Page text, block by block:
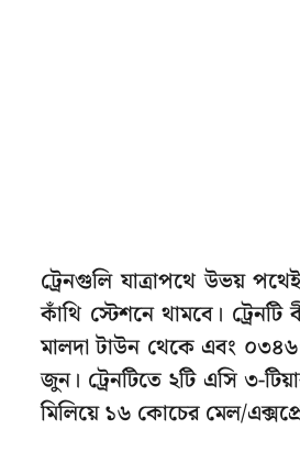
ট্রেনগুলি যাত্রাপথে উভয়
কাঁথি স্টেশনে থামবে।
মালদা টাউন থেকে এবং
জুন। ট্রেনটিতে ২টি এসি ৩-
মিলিয়ে ১৬ কোচের মেল/